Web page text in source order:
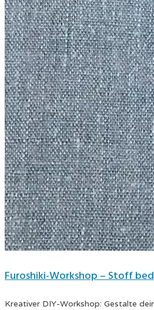
Furoshiki-Workshop – Stoff
Kreativer DIY-Workshop: Gestalte